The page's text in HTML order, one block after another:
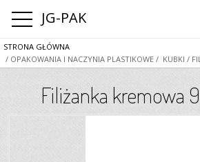
JG-PAK
STRONA GŁÓWNA
/ OPAKOWANIA I NACZYNIA PLASTIKOWE / KUBKI /
Filiżanka kremowa